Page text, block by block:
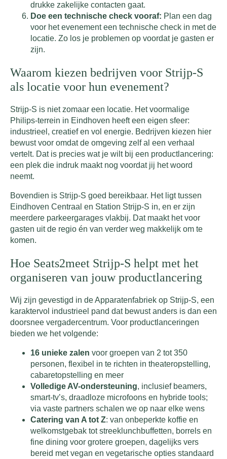
drukke zakelijke contacten gaat.
Doe een technische check vooraf: Plan een dag
voor het evenement een technische check in met de
locatie. Zo los je problemen op voordat je gasten er
zijn.
Waarom kiezen bedrijven voor Strijp-S
als locatie voor hun evenement?
Strijp-S is niet zomaar een locatie. Het voormalige
Philips-terrein in Eindhoven heeft een eigen sfeer:
industrieel, creatief en vol energie. Bedrijven kiezen hier
bewust voor omdat de omgeving zelf al een verhaal
vertelt. Dat is precies wat je wilt bij een productlancering:
een plek die indruk maakt nog voordat jij het woord
neemt.
Bovendien is Strijp-S goed bereikbaar. Het ligt tussen
Eindhoven Centraal en Station Strijp-S in, en er zijn
meerdere parkeergarages vlakbij. Dat maakt het voor
gasten uit de regio én van verder weg makkelijk om te
komen.
Hoe Seats2meet Strijp-S helpt met het
organiseren van jouw productlancering
Wij zijn gevestigd in de Apparatenfabriek op Strijp-S, een
karaktervol industrieel pand dat bewust anders is dan een
doorsnee vergadercentrum. Voor productlanceringen
bieden we het volgende:
16 unieke zalen voor groepen van 2 tot 350
personen, flexibel in te richten in theateropstelling,
cabaretopstelling en meer
Volledige AV-ondersteuning, inclusief beamers,
smart-tv’s, draadloze microfoons en hybride tools;
via vaste partners schalen we op naar elke wens
Catering van A tot Z: van onbeperkte koffie en
welkomstgebak tot streeklunchbuffetten, borrels en
fine dining voor grotere groepen, dagelijks vers
bereid met vegan en vegetarische opties standaard